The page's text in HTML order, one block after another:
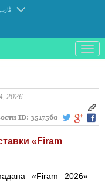
باز
و
کردن
2026
ID: 3517560
«Firam
«Firam 2026»